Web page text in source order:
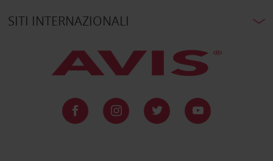
SITI INTERNAZIONALI